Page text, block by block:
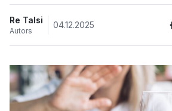
Kultūra
Re Talsi
Autors
04.12.2025